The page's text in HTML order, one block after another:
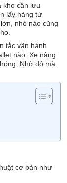
kho cần lưu
lấy hàng từ
nhỏ nào cũng
tắc vận hành
nào. Xe nâng
Nhờ đó mà
cơ bản như